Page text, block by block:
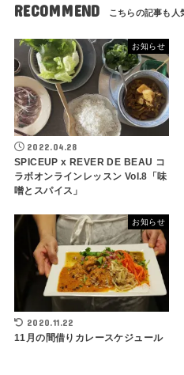
RECOMMEND
お知らせ
2022.04.28
SPICEUP x REVER DE BEAU コ
ラボオンラインレッスン Vol.8「味
噌とスパイス」
お知らせ
2020.11.22
11月の間借りカレースケジュール